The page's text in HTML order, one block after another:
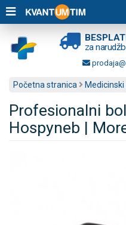
za
Početna stranica
Profesionalni
Hospyneb |